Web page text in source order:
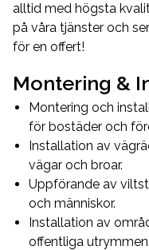
alltid med högsta
på våra tjänster och
för en offert!
Montering &
Montering och
för bostäder och
Installation av
vägar och broar.
Uppförande av
och människor.
Installation av
offentliga utrymmen.